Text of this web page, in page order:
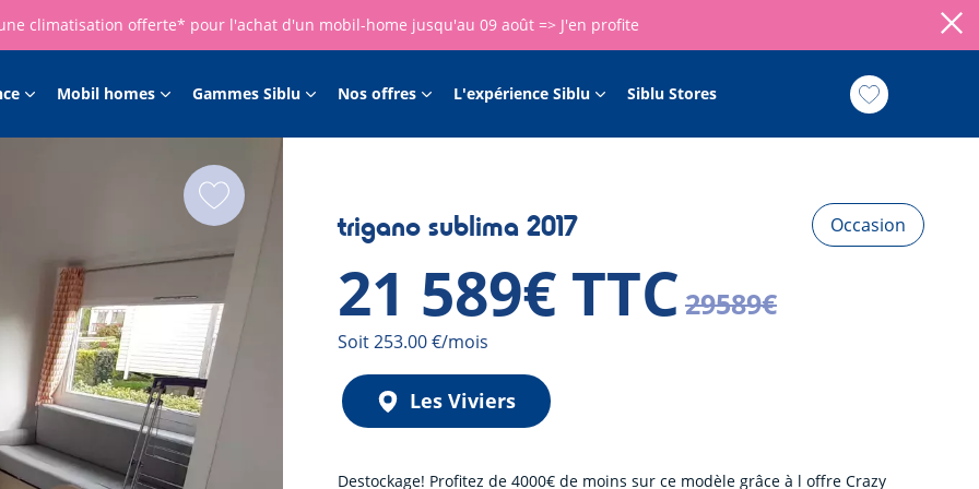
climatisation offerte* pour l'achat d'un mobil-home jusqu'au 09 août => J'en profite
Mobil homes Gammes Siblu Nos offres L'expérience Siblu Siblu Stores
Occasion
trigano sublima 2017
21 589€ TTC 29589€
Mensualité
Soit 253.00 €/mois
Les Viviers
Destockage! Profitez de 4000€ de moins sur ce modèle grâce à l offre Crazy